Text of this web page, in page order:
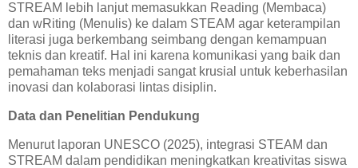
STREAM lebih lanjut memasukkan Reading (Membaca)
dan wRiting (Menulis) ke dalam STEAM agar keterampilan
literasi juga berkembang seimbang dengan kemampuan
teknis dan kreatif. Hal ini karena komunikasi yang baik dan
pemahaman teks menjadi sangat krusial untuk keberhasilan
inovasi dan kolaborasi lintas disiplin.
Data dan Penelitian Pendukung
Menurut laporan UNESCO (2025), integrasi STEAM dan
STREAM dalam pendidikan meningkatkan kreativitas siswa